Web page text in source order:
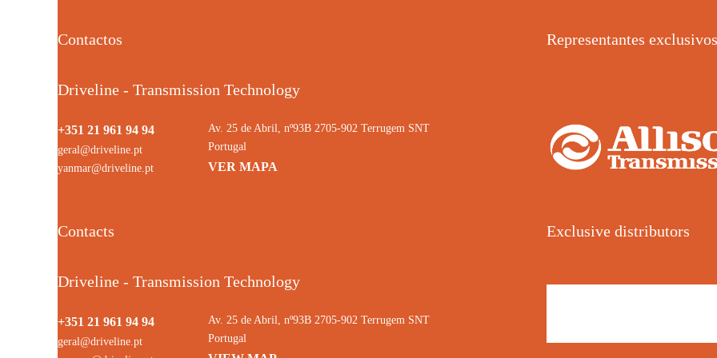
Contactos
Driveline - Transmission Technology
+351 21 961 94 94
geral@driveline.pt
yanmar@driveline.pt
Av. 25 de Abril, nº93B 2705-902 Terrugem SNT
Portugal
VER MAPA
Representantes exclusivos
Contacts
Driveline - Transmission Technology
+351 21 961 94 94
geral@driveline.pt
Av. 25 de Abril, nº93B 2705-902 Terrugem SNT
Portugal
Exclusive distributors